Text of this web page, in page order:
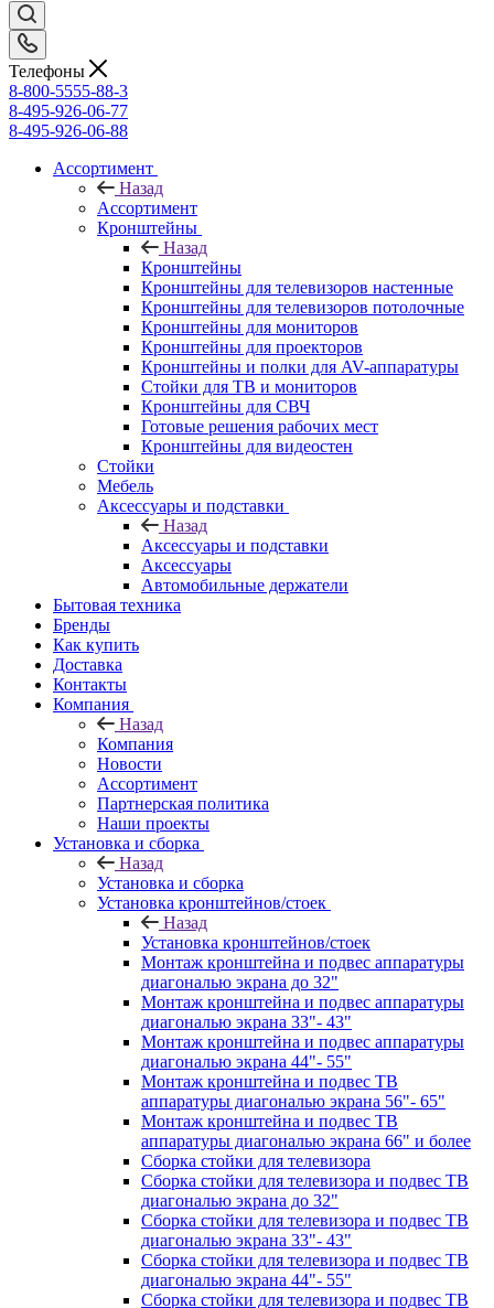
Телефоны
8-800-5555-88-3
8-495-926-06-77
8-495-926-06-88
Ассортимент
Назад
Ассортимент
Кронштейны
Назад
Кронштейны
Кронштейны для телевизоров настенные
Кронштейны для телевизоров потолочные
Кронштейны для мониторов
Кронштейны для проекторов
Кронштейны и полки для AV-аппаратуры
Стойки для ТВ и мониторов
Кронштейны для СВЧ
Готовые решения рабочих мест
Кронштейны для видеостен
Стойки
Мебель
Аксессуары и подставки
Назад
Аксессуары и подставки
Аксессуары
Автомобильные держатели
Бытовая техника
Бренды
Как купить
Доставка
Контакты
Компания
Назад
Компания
Новости
Ассортимент
Партнерская политика
Наши проекты
Установка и сборка
Назад
Установка и сборка
Установка кронштейнов/стоек
Назад
Установка кронштейнов/стоек
Монтаж кронштейна и подвес аппаратуры
диагональю экрана до 32"
Монтаж кронштейна и подвес аппаратуры
диагональю экрана 33"- 43"
Монтаж кронштейна и подвес аппаратуры
диагональю экрана 44"- 55"
Монтаж кронштейна и подвес ТВ
аппаратуры диагональю экрана 56"- 65"
Монтаж кронштейна и подвес ТВ
аппаратуры диагональю экрана 66" и более
Сборка стойки для телевизора
Сборка стойки для телевизора и подвес ТВ
диагональю экрана до 32"
Сборка стойки для телевизора и подвес ТВ
диагональю экрана 33"- 43"
Сборка стойки для телевизора и подвес ТВ
диагональю экрана 44"- 55"
Сборка стойки для телевизора и подвес ТВ